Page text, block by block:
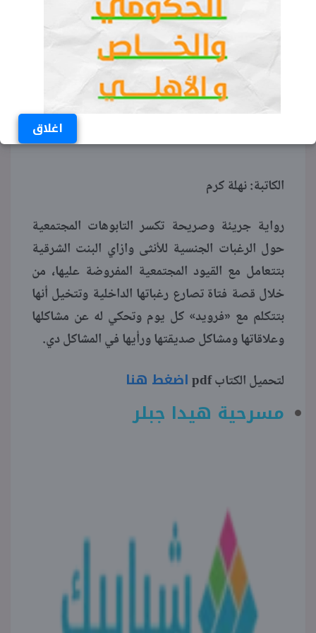
اغلاق
الكاتبة: نهلة كرم
رواية جريئة وصريحة تكسر التابوهات المجتمعية
حول الرغبات الجنسية للأنثى وازاي البنت الشرقية
بتتعامل مع القيود المجتمعية المفروضة عليها، من
خلال قصة فتاة تصارع رغباتها الداخلية وتتخيل أنها
بتتكلم مع «فرويد» كل يوم وتحكي له عن مشاكلها
وعلاقاتها ومشاكل صديقتها ورأيها في المشاكل دي.
لتحميل الكتاب pdf
اضغط هنا
مسرحية هيدا جبلر